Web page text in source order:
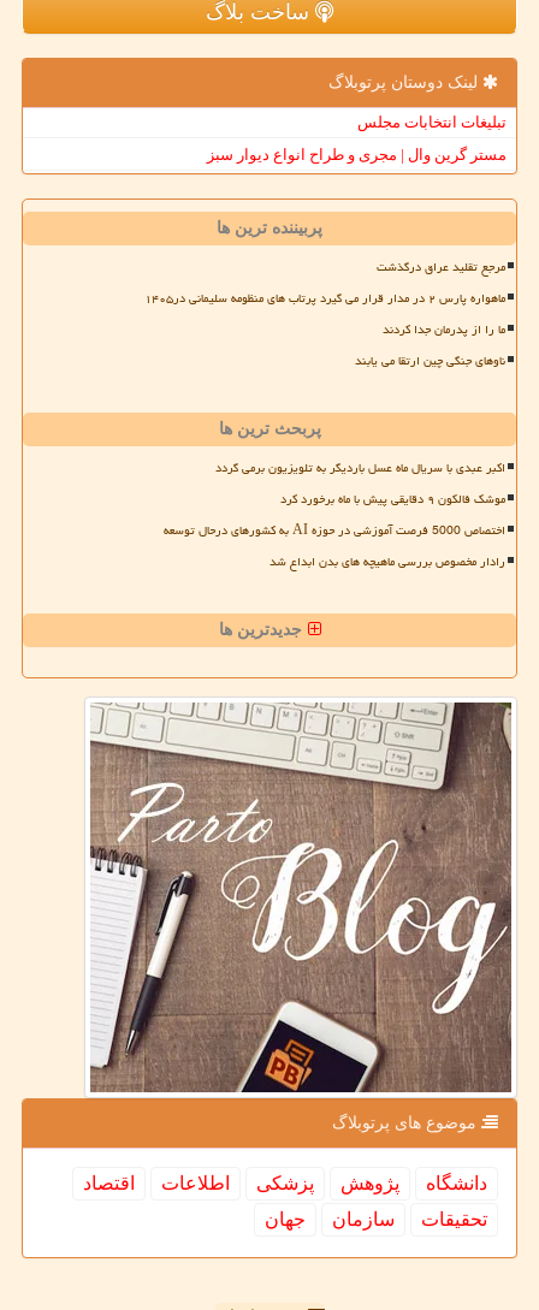
ساخت بلاگ
لینک دوستان پرتوبلاگ
تبلیغات انتخابات مجلس
مستر گرین وال | مجری و طراح انواع دیوار سبز
پربیننده ترین ها
مرجع تقلید عراق درگذشت
ماهواره پارس ۲ در مدار قرار می گیرد پرتاب های منظومه سلیمانی در۱۴۰۵
ما را از پدرمان جدا کردند
ناوهای جنگی چین ارتقا می یابند
پربحث ترین ها
اکبر عبدی با سریال ماه عسل باردیگر به تلویزیون برمی گردد
موشک فالکون ۹ دقایقی پیش با ماه برخورد کرد
اختصاص 5000 فرصت آموزشی در حوزه AI به کشورهای درحال توسعه
رادار مخصوص بررسی ماهیچه های بدن ابداع شد
جدیدترین ها
موضوع های پرتوبلاگ
دانشگاه پژوهش پزشكی اطلاعات
اقتصاد
تحقیقات
سازمان جهان